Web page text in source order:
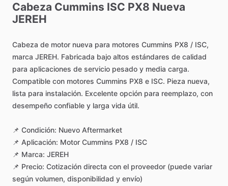
Cabeza Cummins ISC PX8 Nueva
JEREH
Cabeza de motor nueva para motores Cummins PX8 ​/​ ISC,
marca JEREH. Fabricada bajo altos estándares de calidad
para aplicaciones de servicio pesado y media carga.
Compatible con motores Cummins PX8 e ISC. Pieza nueva,
lista para instalación. Excelente opción para reemplazo, con
desempeño confiable y larga vida útil.
📌 Condición: Nuevo Aftermarket
📌 Aplicación: Motor Cummins PX8 ​/​ ISC
📌 Marca: JEREH
📌 Precio: Cotización directa con el proveedor (puede variar
según volumen, disponibilidad y envío)